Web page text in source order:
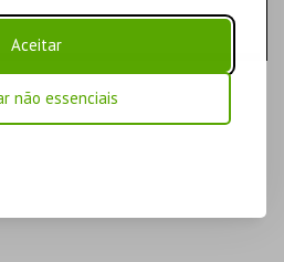
Aceitar
não essenciais